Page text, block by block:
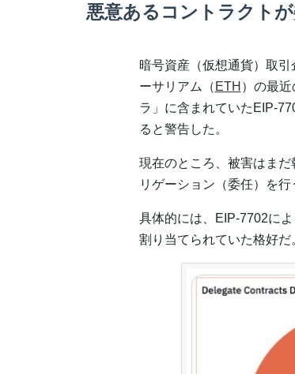
悪意あるコントラクト
暗号資産（仮想通貨）取
ーサリアム（ ETH ）の最
ラ」に含まれていたEIP-
ると警告した。
現在のところ、被害はま
リゲーション（委任）を行
具体的には、EIP-7702に
割り当てられていた格好だ